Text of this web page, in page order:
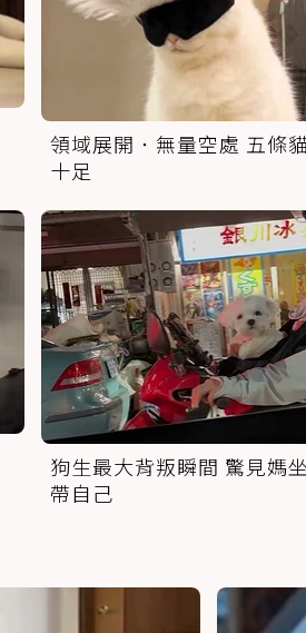
領域展開．無量空處 五條
十足
狗生最大背叛瞬間 驚見媽
帶自己